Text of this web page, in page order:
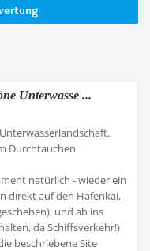
Unterwasse ...
Durchtauchen.
natürlich - wieder ein
direkt auf den Hafenkai,
und ab ins
da Schiffsverkehr!)
beschriebene Site